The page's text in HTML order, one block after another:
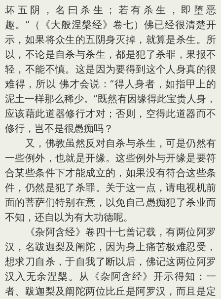
坏五阴，名曰杀生；若有杀生，即堕恶
趣。”（《大般涅槃经》卷七）佛已经很清楚开
示，如果将众生的五阴身灭掉，就算是杀生。所
以，不论是自杀与杀生，都是犯了杀罪，果报不
轻，不能不慎。这是因为要得到这个人身真的很
难得，所以 佛才会说：“得人身者，如指甲上的
泥土一样那么稀少。”既然有因缘得此宝贵人身，
应该藉此道器修行才对；否则，空得此道器而不
修行，岂不是很愚痴吗？
又，佛教虽然反对自杀与杀生，可是仍然有
一些例外，也就是开缘。这些例外与开缘是要符
合某些条件下才能成立的，如果没有符合这些条
件，仍然是犯了杀罪。关于这一点，请电视机前
面的菩萨们特别在意，以免自己愚痴犯了杀业而
不知，还自以为有大功德呢。
《杂阿含经》卷四十七曾记载，有两位阿罗
汉，名跋迦梨及阐陀，因为身上痛苦极难忍受，
想求刀自杀，于自我了断以后，佛记这两位阿罗
汉入无余涅槃。从《杂阿含经》开示得知：一
者、跋迦梨及阐陀两位比丘是阿罗汉，而且是定